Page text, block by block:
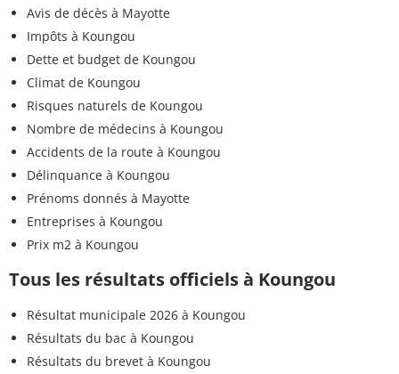
Avis de décès à Mayotte
Impôts à Koungou
Dette et budget de Koungou
Climat de Koungou
Risques naturels de Koungou
Nombre de médecins à Koungou
Accidents de la route à Koungou
Délinquance à Koungou
Prénoms donnés à Mayotte
Entreprises à Koungou
Prix m2 à Koungou
Tous les résultats officiels à Koungou
Résultat municipale 2026 à Koungou
Résultats du bac à Koungou
Résultats du brevet à Koungou